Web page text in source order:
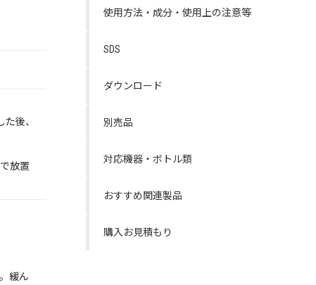
後、
放置
緩ん
使用方法・成分・使用上の注意等
SDS
ダウンロード
別売品
対応機器・ボトル類
おすすめ関連製品
購入お見積もり